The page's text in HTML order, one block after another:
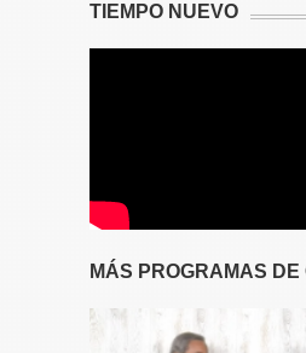
TIEMPO NUEVO
MÁS PROGRAMAS